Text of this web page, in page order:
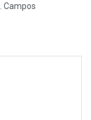
Campos